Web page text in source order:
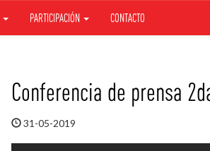
PARTICIPACIÓN CONTACTO
Conferencia de prensa
31-05-2019